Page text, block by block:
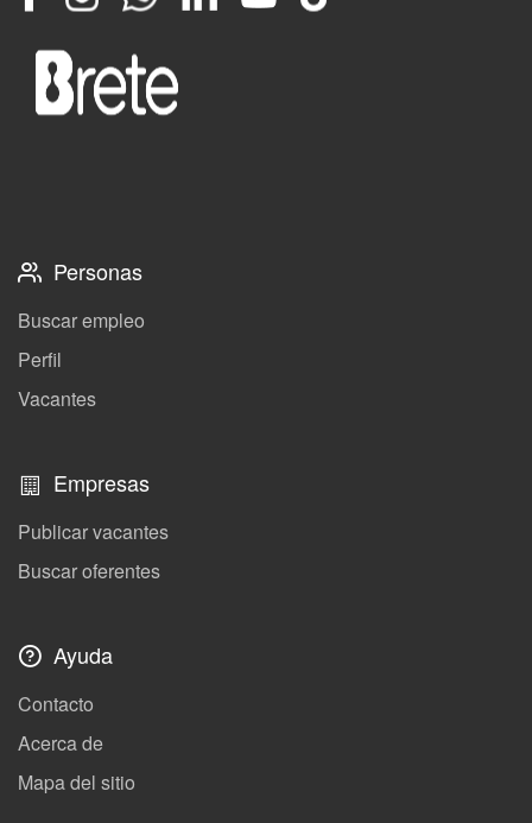
Personas
Buscar empleo
Perfil
Vacantes
Empresas
Publicar vacantes
Buscar oferentes
Ayuda
Contacto
Acerca de
Mapa del sitio